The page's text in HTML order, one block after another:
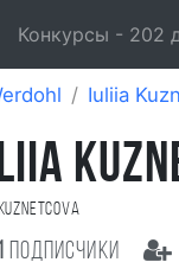
Конкурсы - 202
Iuliia
подписчики